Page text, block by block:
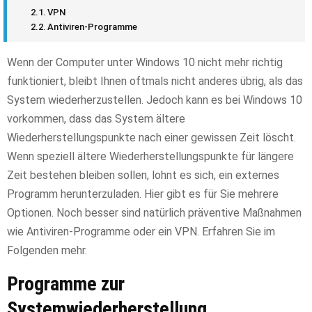
VPN
Antiviren-Programme
Wenn der Computer unter Windows 10 nicht mehr richtig
funktioniert, bleibt Ihnen oftmals nicht anderes übrig, als das
System wiederherzustellen. Jedoch kann es bei Windows 10
vorkommen, dass das System ältere
Wiederherstellungspunkte nach einer gewissen Zeit löscht.
Wenn speziell ältere Wiederherstellungspunkte für längere
Zeit bestehen bleiben sollen, lohnt es sich, ein externes
Programm herunterzuladen. Hier gibt es für Sie mehrere
Optionen. Noch besser sind natürlich präventive Maßnahmen
wie Antiviren-Programme oder ein VPN. Erfahren Sie im
Folgenden mehr.
Programme zur